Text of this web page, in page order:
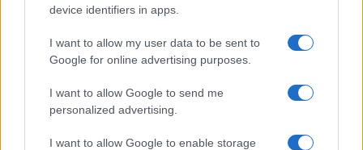
device identifiers in apps.
I want to allow my user data to be sent to
Google for online advertising purposes.
I want to allow Google to send me
personalized advertising.
I want to allow Google to enable storage
Codacons denuncia: i problemi che affliggono la Sicilia
Matteo Pellegrino · 25 Lug 2026